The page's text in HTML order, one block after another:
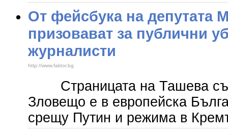
От фейсбука на депутата
призовават за публични
журналисти
http://www.faktor.bg
Страницата на Ташева
Зловещо е в европейска
срещу Путин и режима в